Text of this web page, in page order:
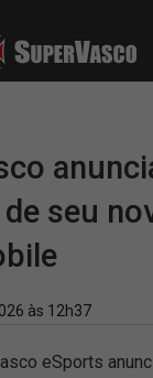
seu
às 12h37
eSports